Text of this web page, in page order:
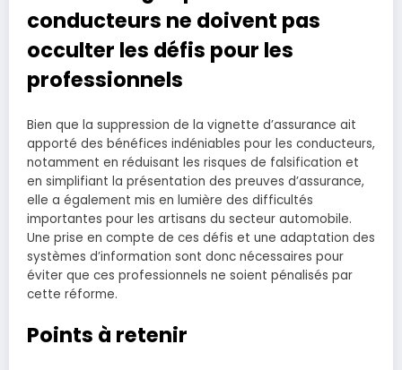
conducteurs ne doivent pas
occulter les défis pour les
professionnels
Bien que la suppression de la vignette d’assurance ait
apporté des bénéfices indéniables pour les conducteurs,
notamment en réduisant les risques de falsification et
en simplifiant la présentation des preuves d’assurance,
elle a également mis en lumière des difficultés
importantes pour les artisans du secteur automobile.
Une prise en compte de ces défis et une adaptation des
systèmes d’information sont donc nécessaires pour
éviter que ces professionnels ne soient pénalisés par
cette réforme.
Points à retenir